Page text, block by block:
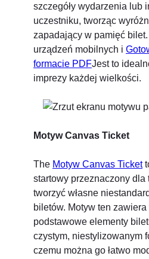
szczegóły wydarzenia lub
uczestniku, tworząc
zapadający w pamięć
urządzeń mobilnych i
formacie PDFJest to
imprezy każdej wielkości.
Motyw Canvas Ticket
The Motyw Canvas Ticket
startowy przeznaczony dla
tworzyć własne
biletów. Motyw ten
podstawowe elementy
czystym, niestylizowanym
czemu można go łatwo